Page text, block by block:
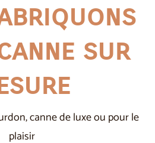
sur
canne de luxe ou pour le
plaisir